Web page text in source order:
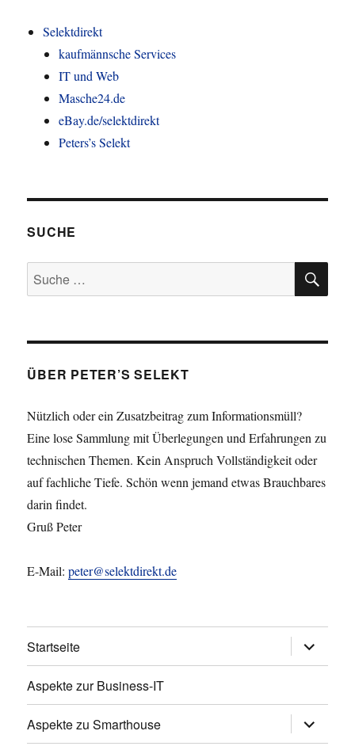
Selektdirekt
kaufmännsche Services
IT und Web
Masche24.de
eBay.de/selektdirekt
Peters’s Selekt
SUCHE
Suche
nach:
ÜBER PETER’S SELEKT
Nützlich oder ein Zusatzbeitrag zum Informationsmüll?
Eine lose Sammlung mit Überlegungen und Erfahrungen zu
technischen Themen. Kein Anspruch Vollständigkeit oder
auf fachliche Tiefe. Schön wenn jemand etwas Brauchbares
darin findet.
Gruß Peter
E-Mail:peter@selektdirekt.de
Startseite
anzeigen
Aspekte zur Business-IT
Aspekte zu Smarthouse anzeigen